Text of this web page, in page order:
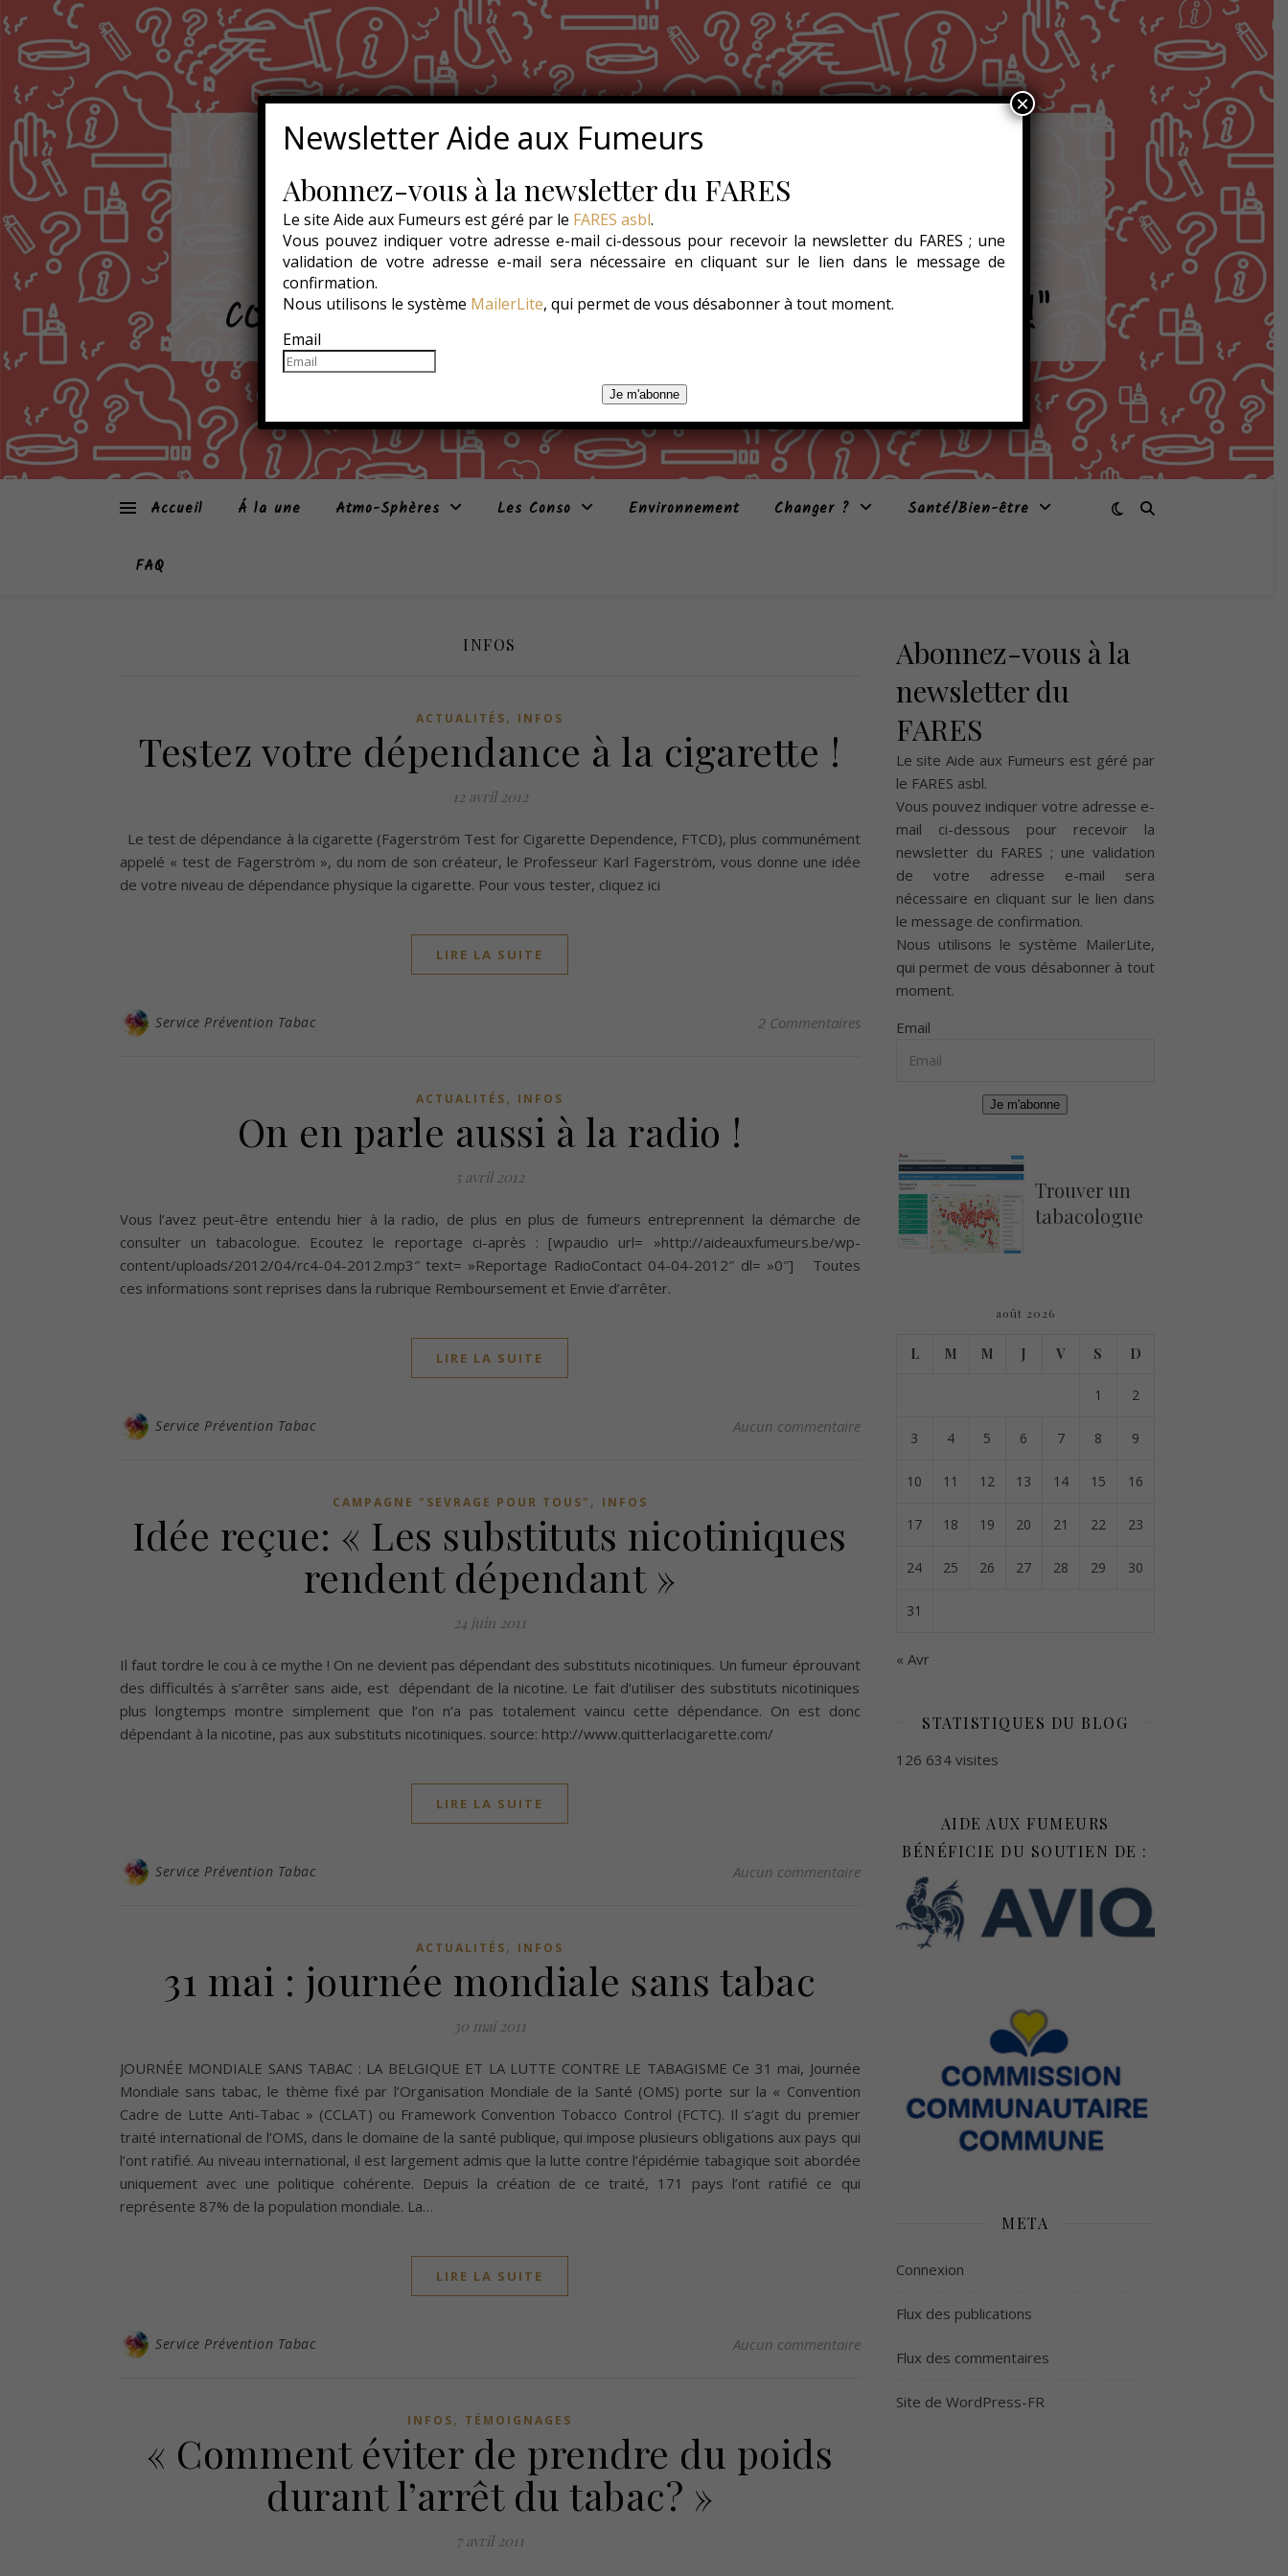
Accueil Á la une Atmo-Sphères Les Conso Environnement Changer ? Santé/Bien-être
FAQ
INFOS
ACTUALITÉS, INFOS
Testez votre dépendance à la cigarette !
12 avril 2012
Le test de dépendance à la cigarette (Fagerström Test for Cigarette Dependence, FTCD), plus communément
appelé « test de Fagerström », du nom de son créateur, le Professeur Karl Fagerström, vous donne une idée
de votre niveau de dépendance physique la cigarette. Pour vous tester, cliquez ici
LIRE LA SUITE
Service Prévention Tabac 2 Commentaires
ACTUALITÉS, INFOS
On en parle aussi à la radio !
5 avril 2012
Vous l’avez peut-être entendu hier à la radio, de plus en plus de fumeurs entreprennent la démarche de
consulter un tabacologue. Ecoutez le reportage ci-après : [wpaudio url= »http://aideauxfumeurs.be/wp-
content/uploads/2012/04/rc4-04-2012.mp3″ text= »Reportage RadioContact 04-04-2012″ dl= »0″] Toutes
ces informations sont reprises dans la rubrique Remboursement et Envie d’arrêter.
LIRE LA SUITE
Service Prévention Tabac Aucun commentaire
CAMPAGNE "SEVRAGE POUR TOUS" , INFOS
Idée reçue: « Les substituts nicotiniques
rendent dépendant »
24 juin 2011
Il faut tordre le cou à ce mythe ! On ne devient pas dépendant des substituts nicotiniques. Un fumeur éprouvant
des difficultés à s’arrêter sans aide, est dépendant de la nicotine. Le fait d’utiliser des substituts nicotiniques
plus longtemps montre simplement que l’on n’a pas totalement vaincu cette dépendance. On est donc
dépendant à la nicotine, pas aux substituts nicotiniques. source: http://www.quitterlacigarette.com/
LIRE LA SUITE
Service Prévention Tabac Aucun commentaire
ACTUALITÉS, INFOS
31 mai : journée mondiale sans tabac
30 mai 2011
JOURNÉE MONDIALE SANS TABAC : LA BELGIQUE ET LA LUTTE CONTRE LE TABAGISME Ce 31 mai, Journée
Mondiale sans tabac, le thème fixé par l’Organisation Mondiale de la Santé (OMS) porte sur la « Convention
Cadre de Lutte Anti-Tabac » (CCLAT) ou Framework Convention Tobacco Control (FCTC). Il s’agit du premier
traité international de l’OMS, dans le domaine de la santé publique, qui impose plusieurs obligations aux pays qui
l’ont ratifié. Au niveau international, il est largement admis que la lutte contre l’épidémie tabagique soit abordée
uniquement avec une politique cohérente. Depuis la création de ce traité, 171 pays l’ont ratifié ce qui
représente 87% de la population mondiale. La…
LIRE LA SUITE
Service Prévention Tabac Aucun commentaire
INFOS, TÉMOIGNAGES
« Comment éviter de prendre du poids
durant l’arrêt du tabac? »
7 avril 2011
Abonnez-vous à la
newsletter du
FARES
Le site Aide aux Fumeurs est géré par
le FARES asbl.
Vous pouvez indiquer votre adresse e-
mail ci-dessous pour recevoir la
newsletter du FARES ; une validation
de votre adresse e-mail sera
nécessaire en cliquant sur le lien dans
le message de confirmation.
Nous utilisons le système MailerLite,
qui permet de vous désabonner à tout
moment.
Email
Je m'abonne
Trouver un
tabacologue
août 2026
L M M J V S D
1 2
3 4 5 6 7 8 9
10 11 12 13 14 15 16
17 18 19 20 21 22 23
24 25 26 27 28 29 30
31
« Avr
STATISTIQUES DU BLOG
126 634 visites
AIDE AUX FUMEURS
BÉNÉFICIE DU SOUTIEN DE :
META
Connexion
Flux des publications
Flux des commentaires
Site de WordPress-FR
Newsletter Aide aux Fumeurs
Abonnez-vous à la newsletter du FARES
Le site Aide aux Fumeurs est géré par le FARES asbl.
Vous pouvez indiquer votre adresse e-mail ci-dessous pour recevoir la newsletter du FARES ; une
validation de votre adresse e-mail sera nécessaire en cliquant sur le lien dans le message de
confirmation.
Nous utilisons le système MailerLite, qui permet de vous désabonner à tout moment.
Email
Je m'abonne
×